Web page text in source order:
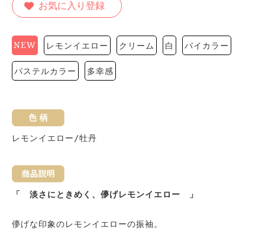
お気に入り登録
NEW レモンイエロー クリーム 白 バイカラー
パステルカラー 多幸感
レモンイエロー/牡丹
「　淡さにときめく、儚げレモンイエロー　」
儚げな印象のレモンイエローの振袖。